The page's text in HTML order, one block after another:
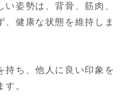
姿勢は、背骨、筋肉、
、健康な状態を維持しま
持ち、他人に良い印象を
。